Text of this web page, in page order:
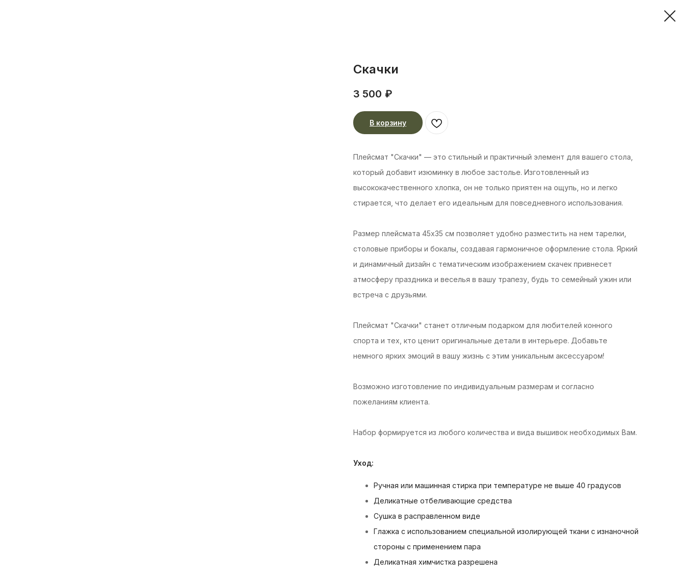
Скачки
3 500 ₽
В корзину
Плейсмат "Скачки" — это стильный и практичный элемент для вашего стола,
который добавит изюминку в любое застолье. Изготовленный из
высококачественного хлопка, он не только приятен на ощупь, но и легко
стирается, что делает его идеальным для повседневного использования.
Размер плейсмата 45х35 см позволяет удобно разместить на нем тарелки,
столовые приборы и бокалы, создавая гармоничное оформление стола. Яркий
и динамичный дизайн с тематическим изображением скачек привнесет
атмосферу праздника и веселья в вашу трапезу, будь то семейный ужин или
встреча с друзьями.
Плейсмат "Скачки" станет отличным подарком для любителей конного
спорта и тех, кто ценит оригинальные детали в интерьере. Добавьте
немного ярких эмоций в вашу жизнь с этим уникальным аксессуаром!
Возможно изготовление по индивидуальным размерам и согласно
пожеланиям клиента.
Набор формируется из любого количества и вида вышивок необходимых Вам.
Уход:
Ручная или машинная стирка при температуре не выше 40 градусов
Деликатные отбеливающие средства
Сушка в расправленном виде
Глажка с использованием специальной изолирующей ткани с изнаночной
стороны с применением пара
Деликатная химчистка разрешена